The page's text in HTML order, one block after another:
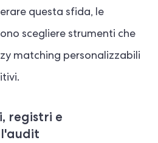
questa sfida, le
scegliere strumenti che
matching personalizzabili
registri e